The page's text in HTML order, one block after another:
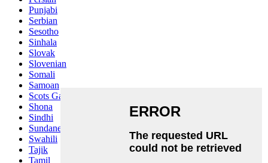
Punjabi
Serbian
Sesotho
Sinhala
Slovak
Slovenian
Somali
Samoan
Scots Gaelic
Shona
Sindhi
Sundanese
Swahili
Tajik
Tamil